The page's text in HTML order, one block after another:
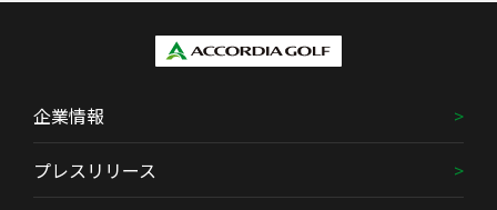
企業情報
プレスリリース